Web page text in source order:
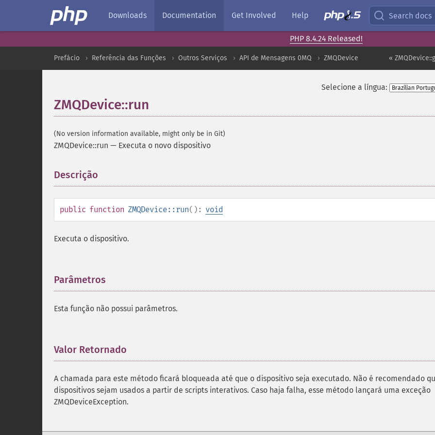
Downloads Documentation Get Involved Help Search docs
PHP 8.4.24 Released!
«
Prefácio Referência das Funções Outros Serviços API de Mensagens 0MQ ZMQDevice
Selecione a língua:
ZMQDevice::run
(No version information available, might only be in Git)
ZMQDevice::run — Executa o novo dispositivo
Descrição
public function ZMQDevice::run(): void
Executa o dispositivo.
Parâmetros
Esta função não possui parâmetros.
Valor Retornado
A chamada para este método ficará bloqueada até que o dispositivo seja executado. Não é recomendado
dispositivos sejam usados a partir de scripts interativos. Caso haja falha, esse método lançará uma exceção
ZMQDeviceException.